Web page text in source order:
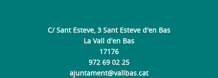
C/ Sant Esteve, 3 Sant Esteve d'en Bas
La Vall d'en Bas
17176
972 69 02 25
ajuntament@vallbas.cat